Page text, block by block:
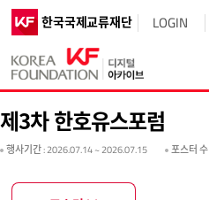
한국국제교류재단 LOGIN
제3차 한호유스포럼
행사기간: 2026.07.14 ~ 2026.07.15 포스터 수